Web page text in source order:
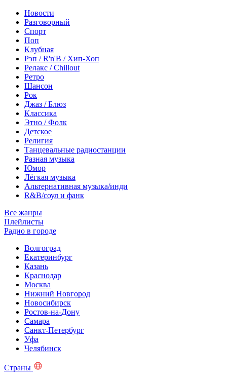
Новости
Разговорный
Спорт
Поп
Клубная
Рэп / R'n'B / Хип-Хоп
Релакс / Chillout
Ретро
Шансон
Рок
Джаз / Блюз
Классика
Этно / Фолк
Детское
Религия
Танцевальные радиостанции
Разная музыка
Юмор
Лёгкая музыка
Альтернативная музыка/инди
R&B/cоул и фанк
Все жанры
Плейлисты
Радио в городе
Волгоград
Екатеринбург
Казань
Краснодар
Москва
Нижний Новгород
Новосибирск
Ростов-на-Дону
Самара
Санкт-Петербург
Уфа
Челябинск
Страны